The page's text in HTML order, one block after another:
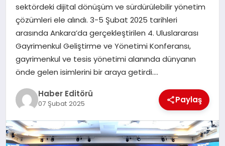
sektördeki dijital dönüşüm ve sürdürülebilir yönetim
çözümleri ele alındı. 3-5 Şubat 2025 tarihleri
arasında Ankara’da gerçekleştirilen 4. Uluslararası
Gayrimenkul Geliştirme ve Yönetimi Konferansı,
gayrimenkul ve tesis yönetimi alanında dünyanın
önde gelen isimlerini bir araya getirdi….
Haber Editörü
07 Şubat 2025 Paylaş